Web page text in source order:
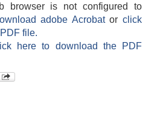
browser is not configured to
adobe Acrobatorclick
file.
here to download the PDF